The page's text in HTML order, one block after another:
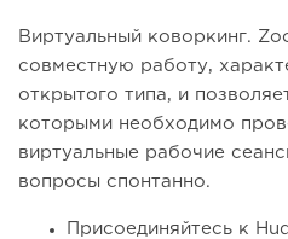
Виртуальный коворкинг.
совместную работу,
открытого типа, и
которыми необходимо
виртуальные рабочие
вопросы спонтанно.
Присоединяйтесь к